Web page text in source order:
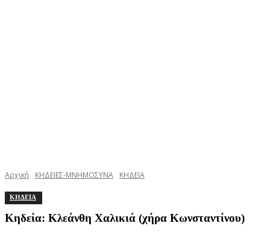
Αρχική ΚΗΔΕΙΕΣ-ΜΝΗΜΟΣΥΝΑ ΚΗΔΕΙΑ
ΚΗΔΕΙΑ
Κηδεία: Κλεάνθη Χαλικιά (χήρα Κωνσταντίνου)